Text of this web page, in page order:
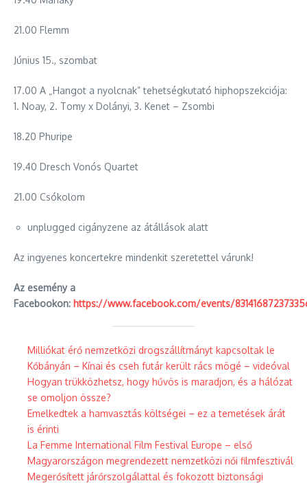
21.00 Flemm
Június 15., szombat
17.00 A „Hangot a nyolcnak” tehetségkutató hiphopszekciója:
1. Noay, 2. Tomy x Dolányi, 3. Kenet – Zsombi
18.20 Phuripe
19.40 Dresch Vonós Quartet
21.00 Csókolom
unplugged cigányzene az átállások alatt
Az ingyenes koncertekre mindenkit szeretettel várunk!
Az esemény a
Facebookon: https://www.facebook.com/events/
Milliókat érő nemzetközi drogszállítmányt kapcsoltak le
Kőbányán – Kínai és cseh futár került rács mögé – videóval
Hogyan trükközhetsz, hogy hűvös is maradjon, és a hálózat
se omoljon össze?
Emelkedtek a hamvasztás költségei – ez a temetések árát
is érinti
La Femme International Film Festival Europe – első
Magyarországon megrendezett nemzetközi női filmfesztivál
Megerősített járőrszolgálattal és fokozott biztonsági